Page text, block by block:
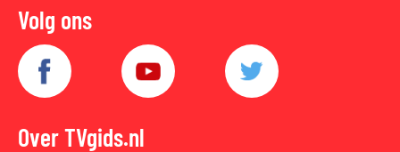
Volg ons
Over TVgids.nl